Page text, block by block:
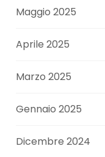
Maggio 2025
Aprile 2025
Marzo 2025
Gennaio 2025
Dicembre 2024